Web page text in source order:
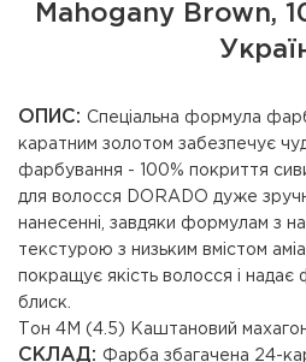
Mahogany Вrown,
ОПИС: Спеціальна формула
каратним золотом забезпечує
фарбування - 100% покриття
для волосся DORADO дуже
нанесенні, завдяки формулам з
текстурою з низьким вмістом
покращує якість волосся і надає
блиск.
Тон 4M (4.5) Каштановий
СКЛАД: Фарба збагачена 24-